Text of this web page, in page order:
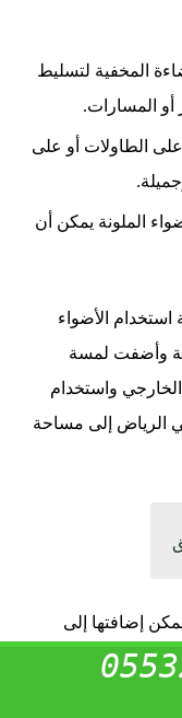
المخفية لتسليط
أو المسارات.
الطاولات أو على
الملونة يمكن أن
الأضواء
وأضفت لمسة
الخارجي واستخدام
الرياض إلى مساحة
إضافتها إلى
والهدوء على